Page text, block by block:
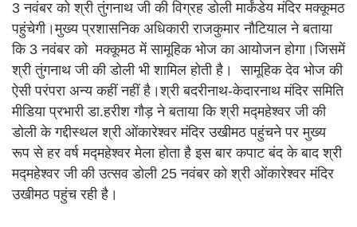
3 नवंबर को श्री तुंगनाथ जी की विग्रह डोली मार्कंडेय मंदिर मक्कूमठ
पहुंचेगी।मुख्य प्रशासनिक अधिकारी राजकुमार नौटियाल ने बताया
कि 3 नवंबर को मक्कूमठ में सामूहिक भोज का आयोजन होगा।जिसमें
श्री तुंगनाथ जी की डोली भी शामिल होती है। सामूहिक देव भोज की
ऐसी परंपरा अन्य कहीं नहीं है।श्री बदरीनाथ-केदारनाथ मंदिर समिति
मीडिया प्रभारी डा.हरीश गौड़ ने बताया कि श्री मद्महेश्वर जी की
डोली के गद्दीस्थल श्री ओंकारेश्वर मंदिर उखीमठ पहुंचने पर मुख्य
रूप से हर वर्ष मद्महेश्वर मेला होता है इस बार कपाट बंद के बाद श्री
मद्महेश्वर जी की उत्सव डोली 25 नवंबर को श्री ओंकारेश्वर मंदिर
उखीमठ पहुंच रही है।